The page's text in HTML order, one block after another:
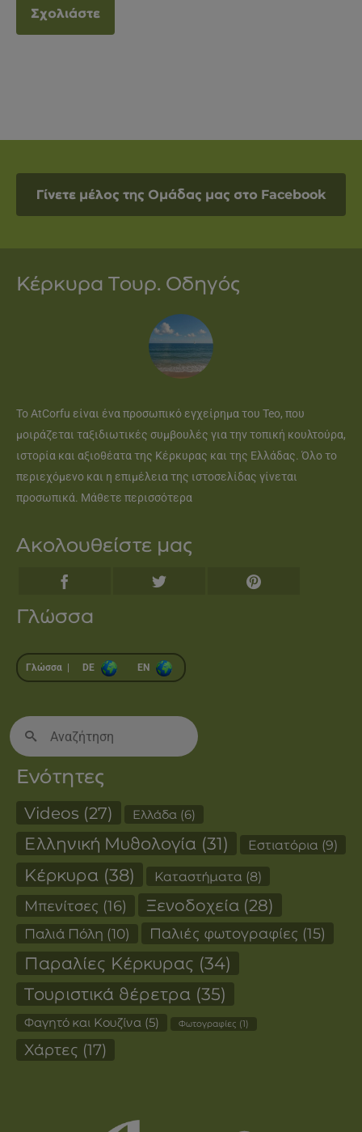
Γίνετε μέλος της Ομάδας μας στο Facebook
Κέρκυρα Τουρ. Οδηγός
Το AtCorfu είναι ένα προσωπικό εγχείρημα του Teo, που
μοιράζεται ταξιδιωτικές συμβουλές για την τοπική κουλτούρα,
ιστορία και αξιοθέατα της Κέρκυρας και της Ελλάδας. Όλο το
περιεχόμενο και η επιμέλεια της ιστοσελίδας γίνεται
προσωπικά. Μάθετε περισσότερα
Ακολουθείστε μας
Γλώσσα
Γλώσσα | DE EN
Search
for:
Ενότητες
Videos (27) Ελλάδα (6)
Ελληνική Μυθολογία (31) Εστιατόρια (9)
Κέρκυρα (38) Καταστήματα (8)
Μπενίτσες (16) Ξενοδοχεία (28)
Παλιά Πόλη (10) Παλιές φωτογραφίες (15)
Παραλίες Κέρκυρας (34)
Τουριστικά θέρετρα (35)
Φαγητό και Κουζίνα (5) Φωτογραφίες (1)
Χάρτες (17)